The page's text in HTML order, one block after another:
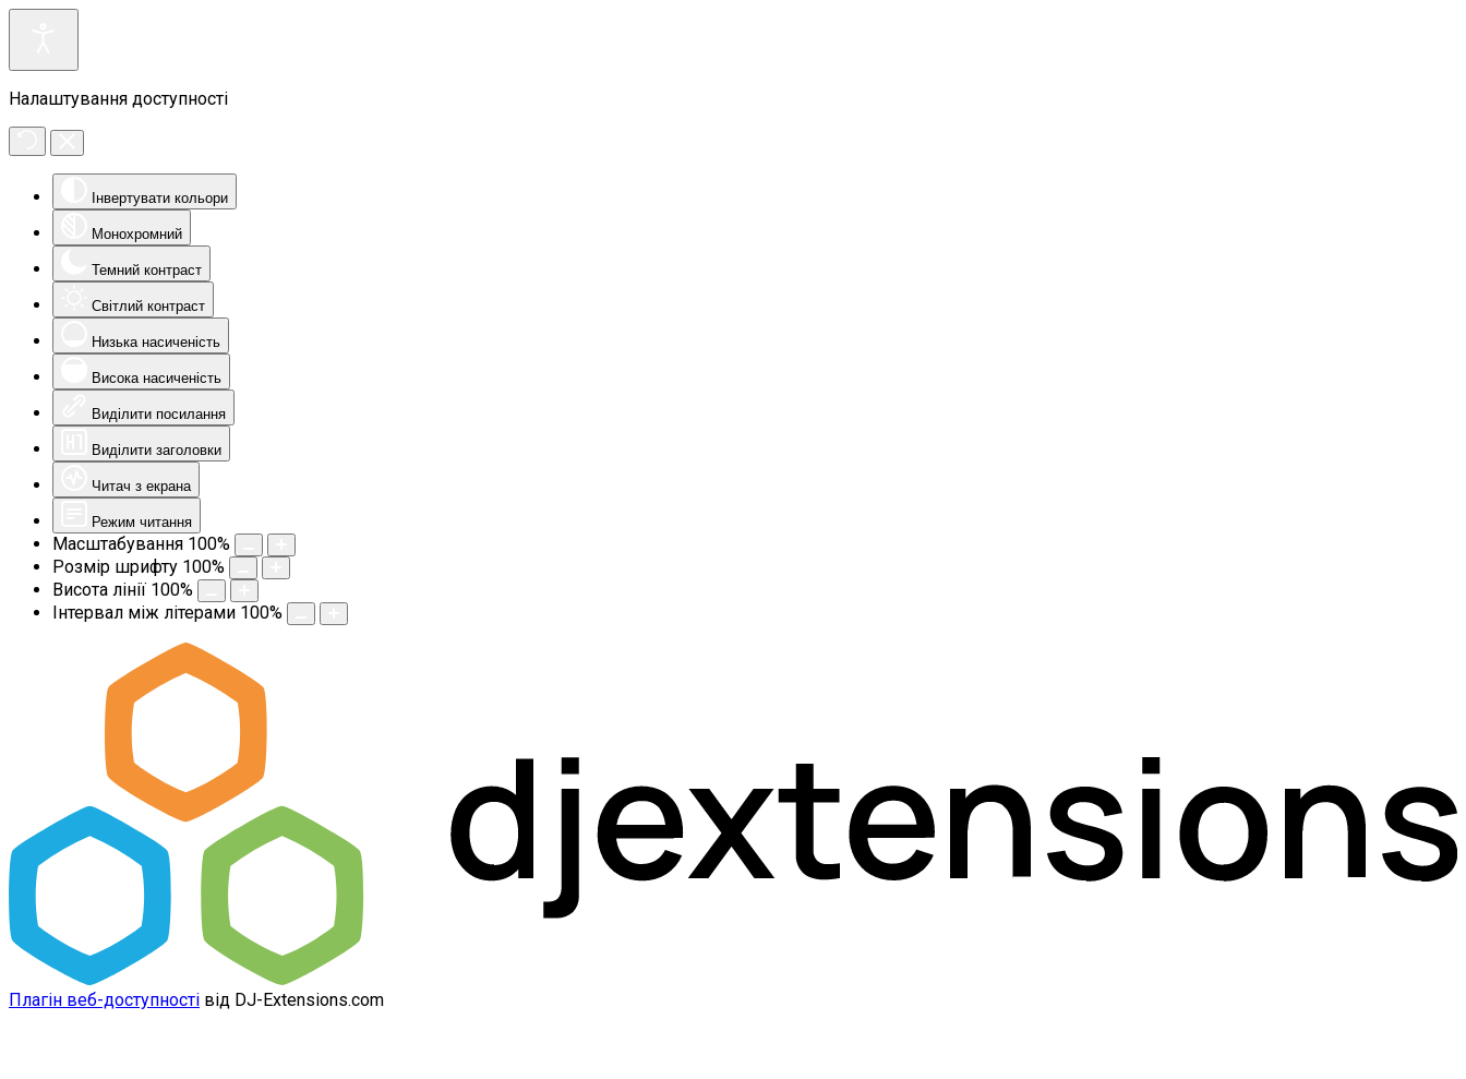
Налаштування доступності
Інвертувати кольори
Монохромний
Темний контраст
Світлий контраст
Низька насиченість
Висока насиченість
Виділити посилання
Виділити заголовки
Читач з екрана
Режим читання
Масштабування 100%
Розмір шрифту 100%
Висота лінії 100%
Інтервал між літерами 100%
Плагін веб-доступності від DJ-Extensions.com